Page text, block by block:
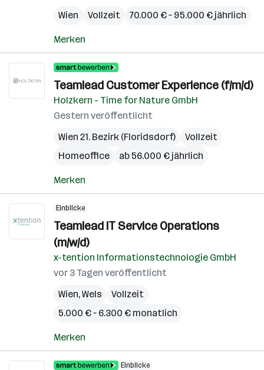
Wien
Vollzeit 70.000 € – 95.000 € jährlich
Merken
Teamlead Customer Experience (f/m/d)
Holzkern - Time for Nature GmbH
Gestern veröffentlicht
Wien 21. Bezirk (Floridsdorf)
Vollzeit
Homeoffice
ab 56.000 € jährlich
Merken
Einblicke
Teamlead IT Service Operations
(m/w/d)
x-tention Informationstechnologie GmbH
vor 3 Tagen veröffentlicht
Wien,Wels
Vollzeit
5.000 € – 6.300 € monatlich
Merken
Einblicke